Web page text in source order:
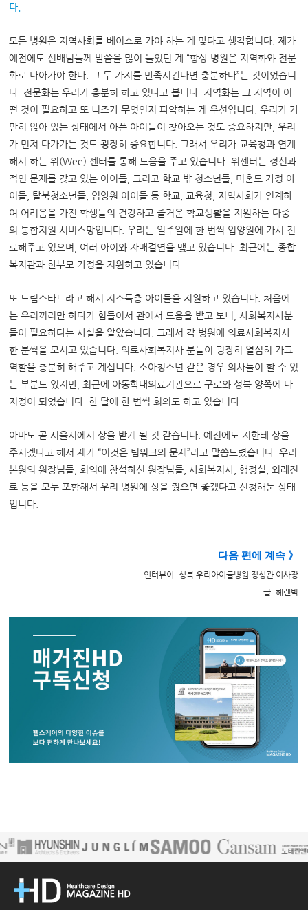
다.
모든 병원은 지역사회를 베이스로 가야 하는 게 맞다고 생각합니다. 제가
예전에도 선배님들께 말씀을 많이 들었던 게 “항상 병원은 지역화와 전문
화로 나아가야 한다. 그 두 가지를 만족시킨다면 충분하다”는 것이었습니
다. 전문화는 우리가 충분히 하고 있다고 봅니다. 지역화는 그 지역이 어
떤 것이 필요하고 또 니즈가 무엇인지 파악하는 게 우선입니다. 우리가 가
만히 앉아 있는 상태에서 아픈 아이들이 찾아오는 것도 중요하지만, 우리
가 먼저 다가가는 것도 굉장히 중요합니다. 그래서 우리가 교육청과 연계
해서 하는 위(Wee) 센터를 통해 도움을 주고 있습니다. 위센터는 정신과
적인 문제를 갖고 있는 아이들, 그리고 학교 밖 청소년들, 미혼모 가정 아
이들, 탈북청소년들, 입양원 아이들 등 학교, 교육청, 지역사회가 연계하
여 어려움을 가진 학생들의 건강하고 즐거운 학교생활을 지원하는 다중
의 통합지원 서비스망입니다. 우리는 일주일에 한 번씩 입양원에 가서 진
료해주고 있으며, 여러 아이와 자매결연을 맺고 있습니다. 최근에는 종합
복지관과 한부모 가정을 지원하고 있습니다.
또 드림스타트라고 해서 저소득층 아이들을 지원하고 있습니다. 처음에
는 우리끼리만 하다가 힘들어서 관에서 도움을 받고 보니, 사회복지사분
들이 필요하다는 사실을 알았습니다. 그래서 각 병원에 의료사회복지사
한 분씩을 모시고 있습니다. 의료사회복지사 분들이 굉장히 열심히 가교
역할을 충분히 해주고 계십니다. 소아청소년 같은 경우 의사들이 할 수 있
는 부분도 있지만, 최근에 아동학대의료기관으로 구로와 성북 양쪽에 다
지정이 되었습니다. 한 달에 한 번씩 회의도 하고 있습니다.
아마도 곧 서울시에서 상을 받게 될 것 같습니다. 예전에도 저한테 상을
주시겠다고 해서 제가 “이것은 팀워크의 문제”라고 말씀드렸습니다. 우리
본원의 원장님들, 회의에 참석하신 원장님들, 사회복지사, 행정실, 외래진
료 등을 모두 포함해서 우리 병원에 상을 줬으면 좋겠다고 신청해둔 상태
입니다.
다음 편에 계속 》
인터뷰이. 성북 우리아이들병원 정성관 이사장
글. 헤렌박